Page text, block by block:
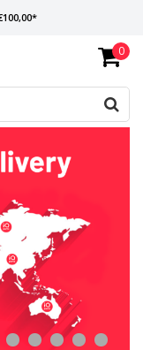
AM SELBEN TAG 0